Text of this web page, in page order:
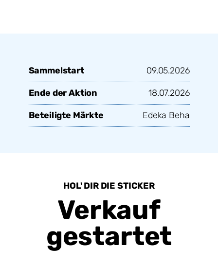
Sammelstart 09.05.2026
Ende der Aktion 18.07.2026
Beteiligte Märkte Edeka Beha
HOL' DIR DIE STICKER
Verkauf
gestartet